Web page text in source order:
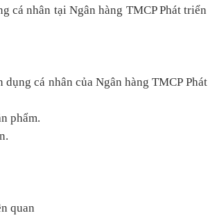
cá nhân tại Ngân hàng TMCP Phát triển
cá nhân của Ngân hàng TMCP Phát
phẩm.
quan